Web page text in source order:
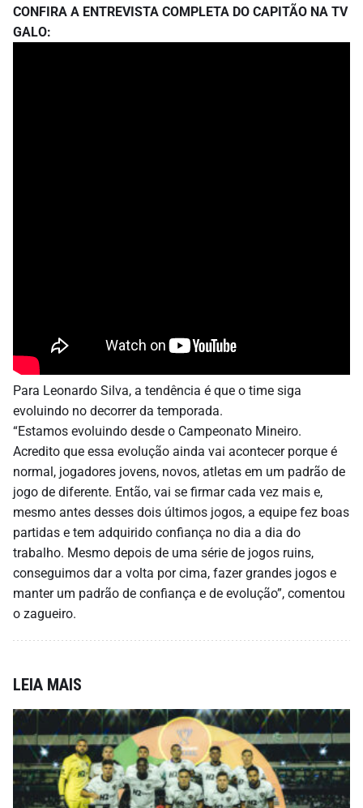
CONFIRA A ENTREVISTA COMPLETA DO CAPITÃO NA TV
GALO:
Para Leonardo Silva, a tendência é que o time siga
evoluindo no decorrer da temporada.
“Estamos evoluindo desde o Campeonato Mineiro.
Acredito que essa evolução ainda vai acontecer porque é
normal, jogadores jovens, novos, atletas em um padrão de
jogo de diferente. Então, vai se firmar cada vez mais e,
mesmo antes desses dois últimos jogos, a equipe fez boas
partidas e tem adquirido confiança no dia a dia do
trabalho. Mesmo depois de uma série de jogos ruins,
conseguimos dar a volta por cima, fazer grandes jogos e
manter um padrão de confiança e de evolução”, comentou
o zagueiro.
LEIA MAIS